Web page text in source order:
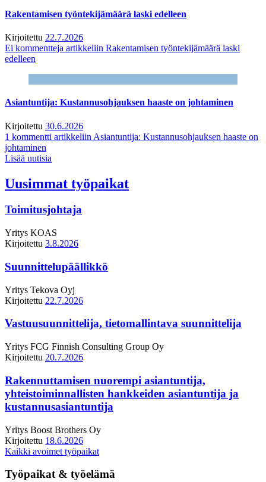
Rakentamisen työntekijämäärä laski edelleen
Kirjoitettu 22.7.2026
Ei kommentteja artikkeliin Rakentamisen työntekijämäärä laski
edelleen
Asiantuntija: Kustannusohjauksen haaste on johtaminen
Kirjoitettu 30.6.2026
1 kommentti artikkeliin Asiantuntija: Kustannusohjauksen haaste on
johtaminen
Lisää uutisia
Uusimmat työpaikat
Toimitusjohtaja
Yritys KOAS
Kirjoitettu 3.8.2026
Suunnittelupäällikkö
Yritys Tekova Oyj
Kirjoitettu 22.7.2026
Vastuusuunnittelija, tietomallintava suunnittelija
Yritys FCG Finnish Consulting Group Oy
Kirjoitettu 20.7.2026
Rakennuttamisen nuorempi asiantuntija,
yhteistoiminnallisten hankkeiden asiantuntija ja
kustannusasiantuntija
Yritys Boost Brothers Oy
Kirjoitettu 18.6.2026
Kaikki avoimet työpaikat
Työpaikat & työelämä